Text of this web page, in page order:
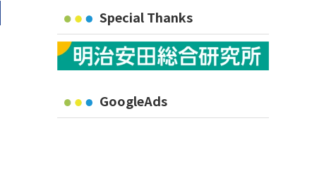
Special Thanks
GoogleAds